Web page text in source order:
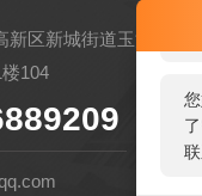
联
新区新城街道玉清社区
104